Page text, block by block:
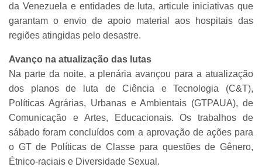
da Venezuela e entidades de luta, articule iniciativas que
garantam o envio de apoio material aos hospitais das
regiões atingidas pelo desastre.
Avanço na atualização das lutas
Na parte da noite, a plenária avançou para a atualização
dos planos de luta de Ciência e Tecnologia (C&T),
Políticas Agrárias, Urbanas e Ambientais (GTPAUA), de
Comunicação e Artes, Educacionais. Os trabalhos de
sábado foram concluídos com a aprovação de ações para
o GT de Políticas de Classe para questões de Gênero,
Étnico-raciais e Diversidade Sexual.